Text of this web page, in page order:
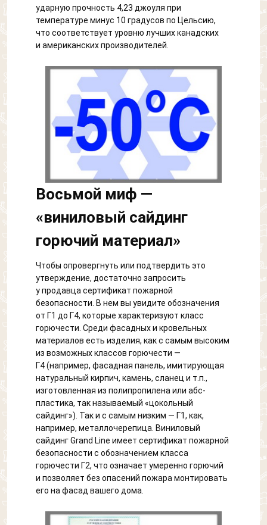
ударную прочность 4,23 джоуля при
температуре минус 10 градусов по Цельсию,
что соответствует уровню лучших канадских
и американских производителей.
Восьмой миф —
«виниловый сайдинг
горючий материал»
Чтобы опровергнуть или подтвердить это
утверждение, достаточно запросить
у продавца сертификат пожарной
безопасности. В нем вы увидите обозначения
от Г1 до Г4, которые характеризуют класс
горючести. Среди фасадных и кровельных
материалов есть изделия, как с самым высоким
из возможных классов горючести —
Г4 (например, фасадная панель, имитирующая
натуральный кирпич, камень, сланец и т.п.,
изготовленная из полипропилена или абс-
пластика, так называемый «цокольный
сайдинг»). Так и с самым низким — Г1, как,
например, металлочерепица. Виниловый
сайдинг Grand Line имеет сертификат пожарной
безопасности с обозначением класса
горючести Г2, что означает умеренно горючий
и позволяет без опасений пожара монтировать
его на фасад вашего дома.